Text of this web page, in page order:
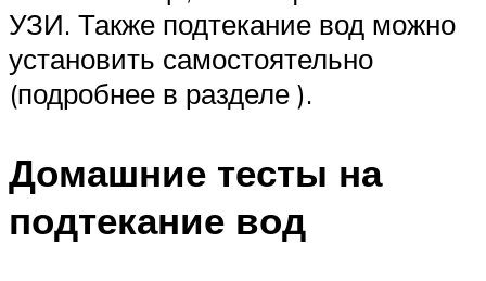
УЗИ. Также подтекание вод можно
установить самостоятельно
(подробнее в разделе ).
Домашние тесты на
подтекание вод